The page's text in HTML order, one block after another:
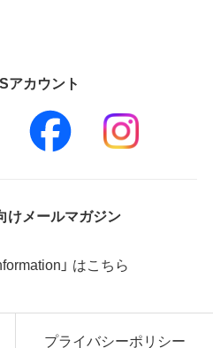
アカウント
けメールマガジン
」 はこちら
プライバシーポリシー